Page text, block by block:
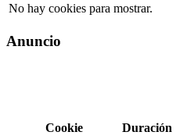
No hay cookies para mostrar.
Anuncio
Cookie Duración